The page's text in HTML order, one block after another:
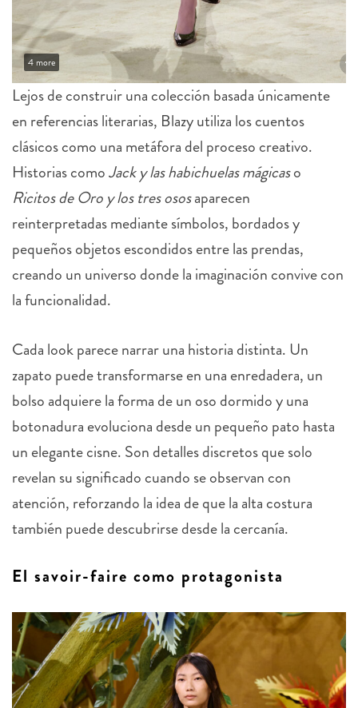
4 more
Lejos de construir una colección basada únicamente
en referencias literarias, Blazy utiliza los cuentos
clásicos como una metáfora del proceso creativo.
Historias comoJack y las habichuelas mágicaso
Ricitos de Oro y los tres ososaparecen
reinterpretadas mediante símbolos, bordados y
pequeños objetos escondidos entre las prendas,
creando un universo donde la imaginación convive con
la funcionalidad.
zapato puede transformarse en una enredadera, un
bolso adquiere la forma de un oso dormido y una
botonadura evoluciona desde un pequeño pato hasta
un elegante cisne. Son detalles discretos que solo
revelan su significado cuando se observan con
atención, reforzando la idea de que la alta costura
también puede descubrirse desde la cercanía.